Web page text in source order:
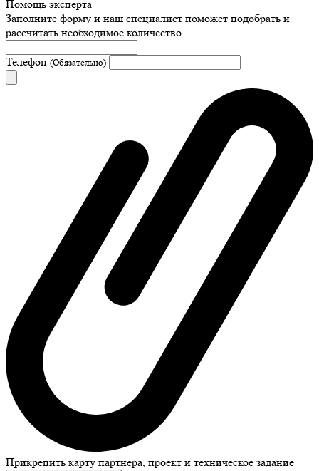
Помощь эксперта
Заполните форму и наш специалист поможет подобрать и
рассчитать необходимое количество
Телефон (Обязательно)
Прикрепить карту партнера, проект и техническое задание